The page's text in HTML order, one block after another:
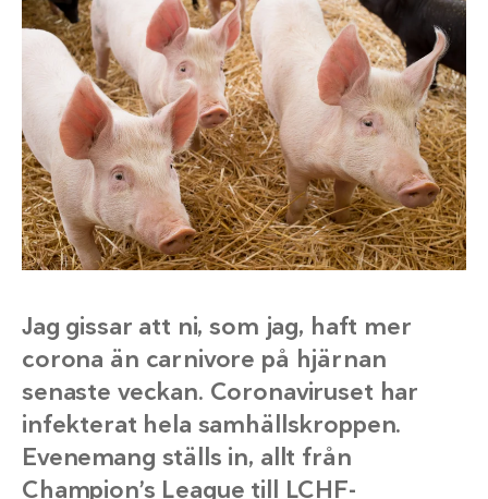
Jag gissar att ni, som jag, haft mer
corona än carnivore på hjärnan
senaste veckan. Coronaviruset har
infekterat hela samhällskroppen.
Evenemang ställs in, allt från
Champion’s League till LCHF-